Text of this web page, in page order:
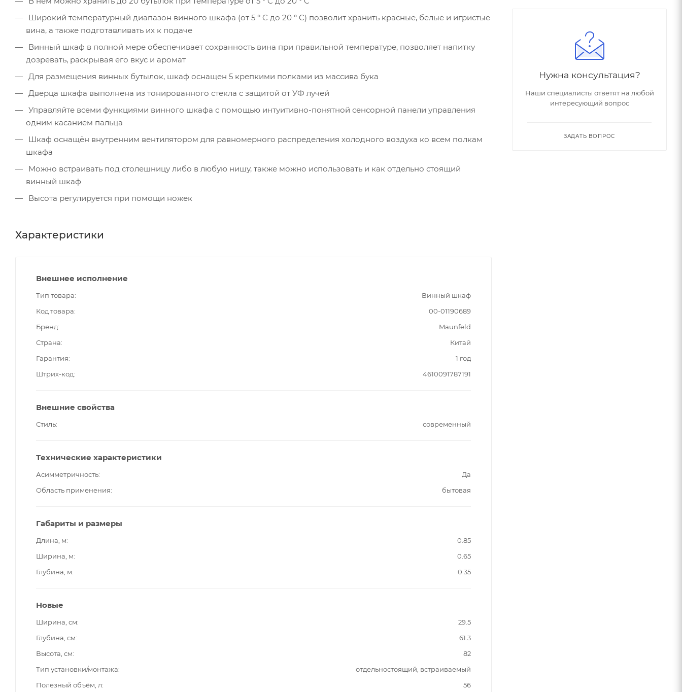
Широкий температурный диапазон винного шкафа (от 5 ° C до 20 ° C) позволит хранить красные, белые и игристые
вина, а также подготавливать их к подаче
Винный шкаф в полной мере обеспечивает сохранность вина при правильной температуре, позволяет напитку
дозревать, раскрывая его вкус и аромат
Для размещения винных бутылок, шкаф оснащен 5 крепкими полками из массива бука
Дверца шкафа выполнена из тонированного стекла с защитой от УФ лучей
Управляйте всеми функциями винного шкафа с помощью интуитивно-понятной сенсорной панели управления
одним касанием пальца
Шкаф оснащён внутренним вентилятором для равномерного распределения холодного воздуха ко всем полкам
шкафа
Можно встраивать под столешницу либо в любую нишу, также можно использовать и как отдельно стоящий
винный шкаф
Высота регулируется при помощи ножек
Характеристики
Внешнее исполнение
Тип товара
Винный шкаф
Код товара
00-01190689
Бренд
Maunfeld
Страна
Китай
Гарантия
1 год
Штрих-код
4610091787191
Внешние свойства
Стиль современный
Технические характеристики
Асимметричность
Да
Область применения
бытовая
Габариты и размеры
Длина, м
0.85
Ширина, м
0.65
Глубина, м
0.35
Новые
Ширина, см
29.5
Глубина, см
61.3
Высота, см
82
Тип установки/монтажа
отдельностоящий, встраиваемый
Полезный объём, л
56
Нужна консультация?
Наши специалисты ответят на любой
интересующий вопрос
ЗАДАТЬ ВОПРОС